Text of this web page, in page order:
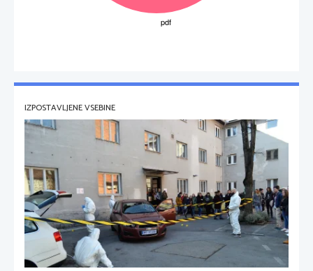
IZPOSTAVLJENE VSEBINE